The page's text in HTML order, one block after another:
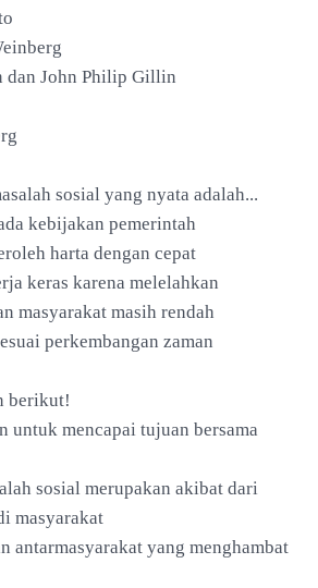
dan John Philip Gillin
sosial yang nyata adalah...
kebijakan pemerintah
harta dengan cepat
keras karena melelahkan
masyarakat masih rendah
perkembangan zaman
berikut!
untuk mencapai tujuan bersama
sosial merupakan akibat dari
masyarakat
antarmasyarakat yang menghambat